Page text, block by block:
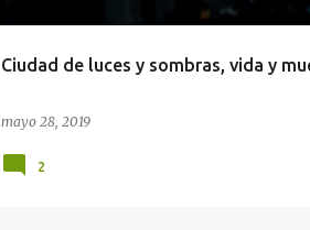
Ciudad de luces y sombras, vida y
mayo 28, 2019
2